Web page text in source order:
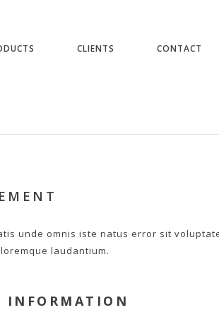
CLIENTS CONTACT
unde omnis iste natus error sit
laudantium.
INFORMATION